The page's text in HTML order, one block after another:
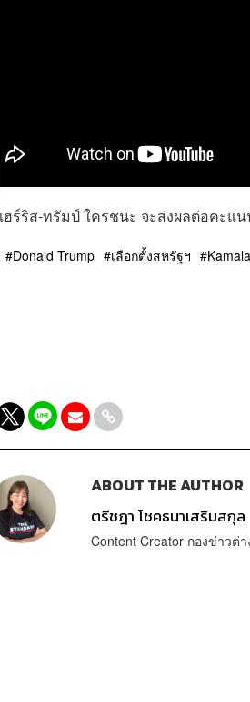
ฮร์ริส-ทรัมป์ ใครชนะ จะส่งผลต่อคะแ
Donald Trump เลือกตั้งสหรัฐฯ
ABOUT THE AUTHOR
ตรีชฎา โชคธนาเสริมสกุล
Content Creator กองข่าวต่า